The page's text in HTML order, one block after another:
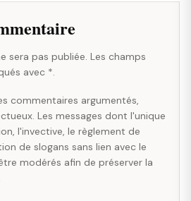
sera pas publiée. Les champs
avec *.
commentaires argumentés,
Les messages dont l'unique
l'invective, le règlement de
de slogans sans lien avec le
modérés afin de préserver la